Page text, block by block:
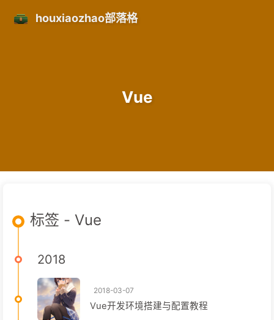
houxiaozhao部落格
Vue
标签 - Vue
2018
2018-03-07
Vue开发环境搭建与配置教程